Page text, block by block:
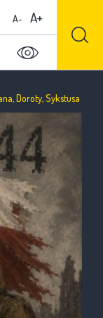
A- A+
Doroty, Sykstusa